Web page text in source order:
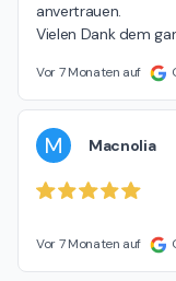
anvertrauen.
Vielen Dank dem
Vor 7 Monaten auf
M Macnolia
Vor 7 Monaten auf